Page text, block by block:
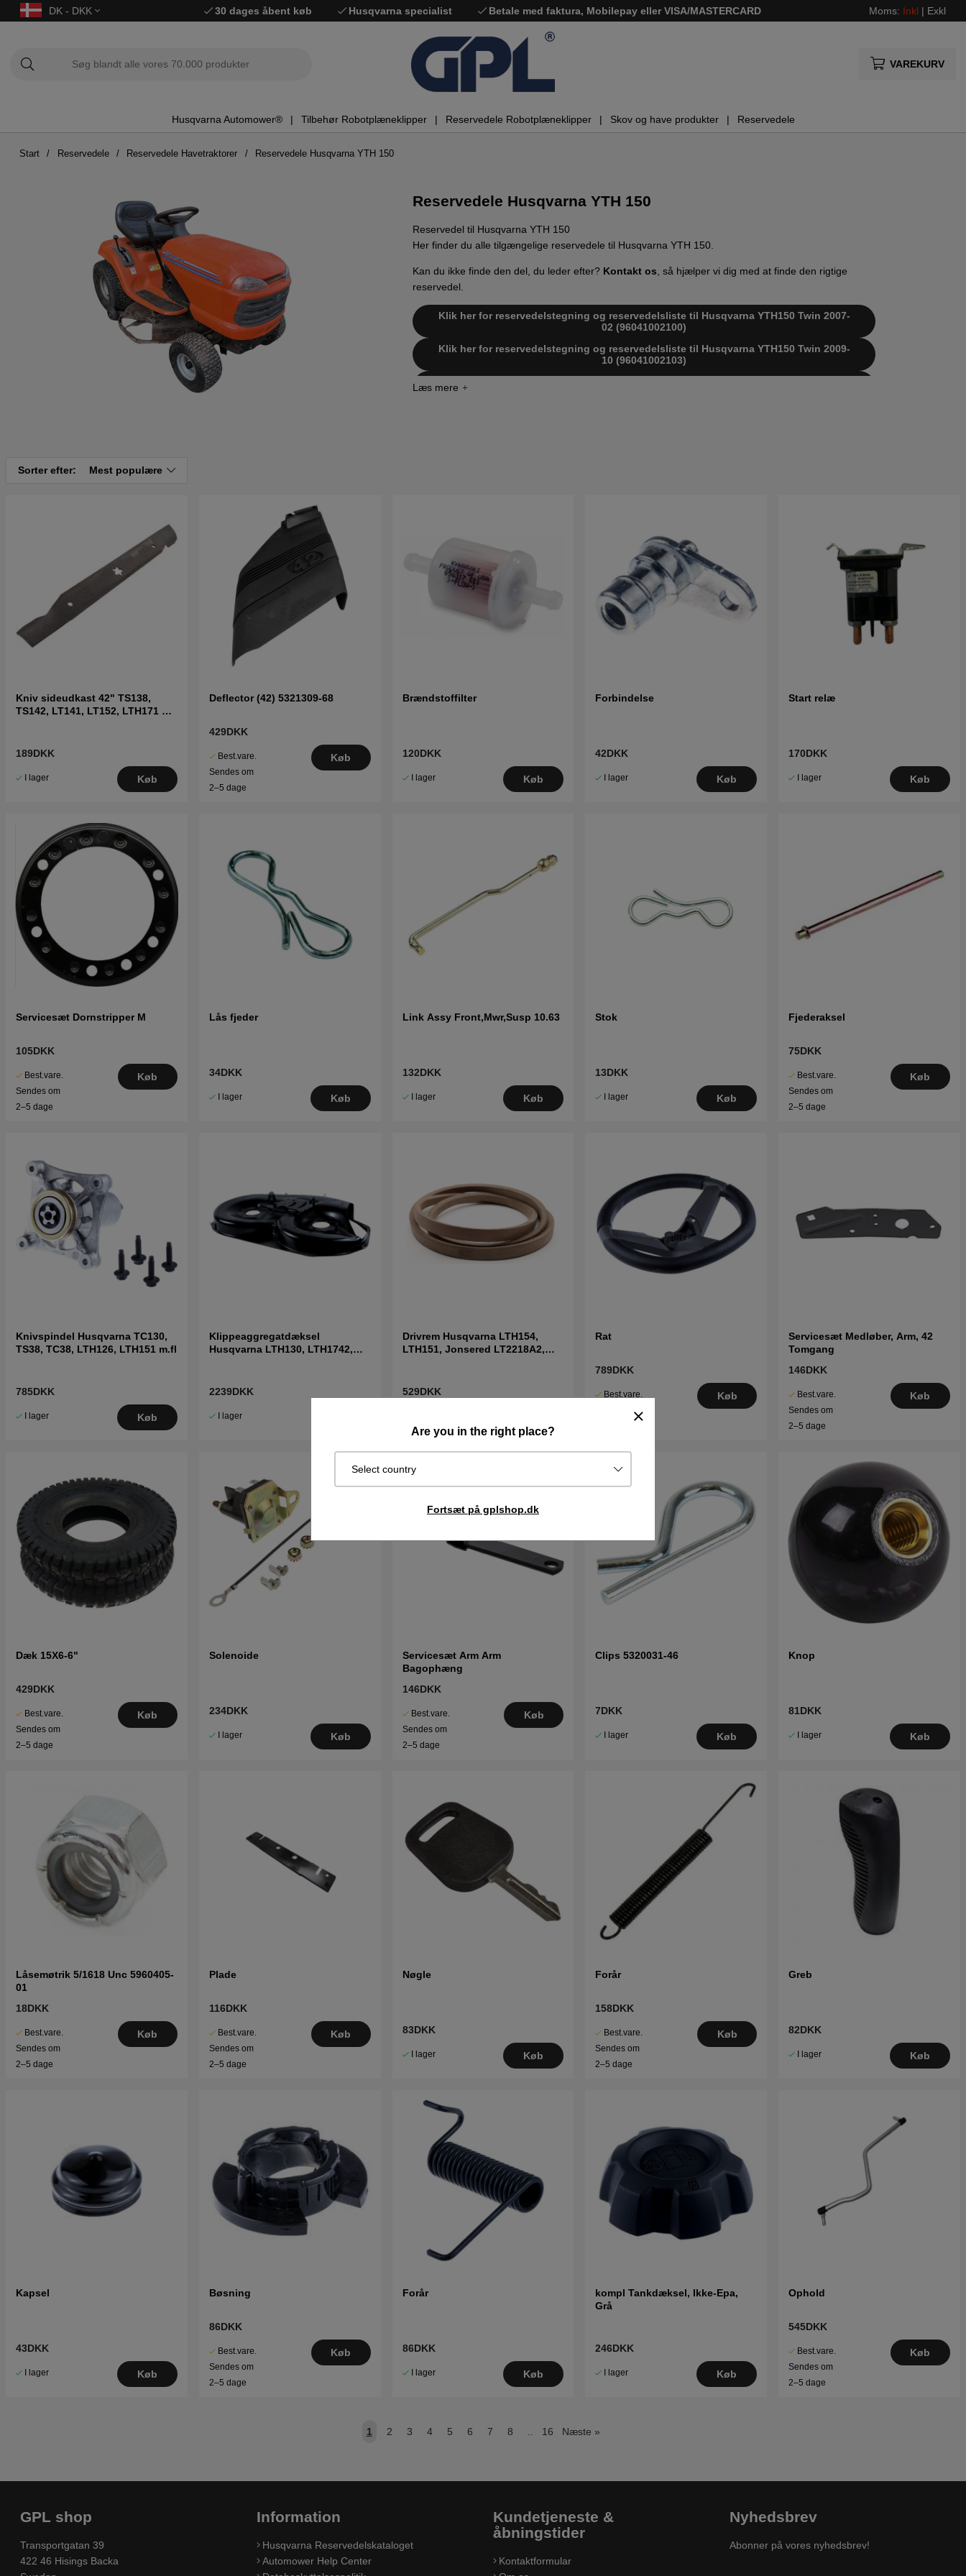
DK - DKK 30 dages åbent køb Husqvarna specialist Betale med faktura, Mobilepay eller VISA/MASTERCARD Moms: Inkl | Exkl
VAREKURV
Husqvarna Automower® Tilbehør Robotplæneklipper Reservedele Robotplæneklipper Skov og have produkter Reservedele
Are you in the right place?
Select country
Fortsæt på gplshop.dk
Start Reservedele Reservedele Havetraktorer Reservedele Husqvarna YTH 150
Reservedele Husqvarna YTH 150
Reservedel til Husqvarna YTH 150
Her finder du alle tilgængelige reservedele til Husqvarna YTH 150.
Kan du ikke finde den del, du leder efter? Kontakt os, så hjælper vi dig med at finde den rigtige
reservedel.
Klik her for reservedelstegning og reservedelsliste til Husqvarna YTH150 Twin 2007-
02 (96041002100)
Klik her for reservedelstegning og reservedelsliste til Husqvarna YTH150 Twin 2009-
10 (96041002103)
Klik her for reservedelstegning og reservedelsliste til Husqvarna YTH150 2000-02
(HFYTH155D)
Klik her for reservedelstegning og reservedelsliste til Husqvarna YTH150 2000-03
(HFYTH155E)
Klik her for reservedelstegning og reservedelsliste til Husqvarna YTH150 2001-01
(HFYTH155G)
Sorter efter: Mest populære
Kniv sideudkast 42" TS138,
TS142, LT141, LT152, LTH171 og
189DKK
I lager Køb
Deflector (42) 5321309-68
429DKK
Best.vare.
Sendes om
2–5 dage
Køb
Brændstoffilter
120DKK
I lager Køb
Forbindelse
42DKK
I lager Køb
Start relæ
170DKK
I lager Køb
Servicesæt Dornstripper M
105DKK
Best.vare.
Sendes om
2–5 dage
Køb
Lås fjeder
34DKK
I lager Køb
Link Assy Front,Mwr,Susp 10.63
132DKK
I lager Køb
Stok
13DKK
I lager Køb
Fjederaksel
75DKK
Best.vare.
Sendes om
2–5 dage
Køb
Knivspindel Husqvarna TC130,
TS38, TC38, LTH126, LTH151 m.fl
785DKK
I lager Køb
Klippeaggregatdæksel
Husqvarna LTH130, LTH1742,
2239DKK
I lager
Drivrem Husqvarna LTH154,
LTH151, Jonsered LT2218A2,
529DKK
Rat
789DKK
Best.vare.
Sendes om
Køb
Servicesæt Medløber, Arm, 42
Tomgang
146DKK
Best.vare.
Sendes om
2–5 dage
Køb
Dæk 15X6-6"
429DKK
Best.vare.
Sendes om
2–5 dage
Køb
Solenoide
234DKK
I lager Køb
Servicesæt Arm Arm
Bagophæng
146DKK
Best.vare.
Sendes om
2–5 dage
Køb
Clips 5320031-46
7DKK
I lager Køb
Knop
81DKK
I lager Køb
Låsemøtrik 5/1618 Unc 5960405-
01
18DKK
Best.vare.
Sendes om
2–5 dage
Køb
Plade
116DKK
Best.vare.
Sendes om
2–5 dage
Køb
Nøgle
83DKK
I lager Køb
Forår
158DKK
Best.vare.
Sendes om
2–5 dage
Køb
Greb
82DKK
I lager Køb
Kapsel
43DKK
I lager Køb
Bøsning
86DKK
Best.vare.
Sendes om
2–5 dage
Køb
Forår
86DKK
I lager Køb
kompl Tankdæksel, Ikke-Epa,
Grå
246DKK
I lager Køb
Ophold
545DKK
Best.vare.
Sendes om
2–5 dage
Køb
1 2 3 4 5 6 7 8 .. 16 Næste »
GPL shop
Transportgatan 39
422 46 Hisings Backa
Information
Husqvarna Reservedelskataloget
Automower Help Center
Kundetjeneste &
åbningstider
Kontaktformular
Nyhedsbrev
Abonner på vores nyhedsbrev!